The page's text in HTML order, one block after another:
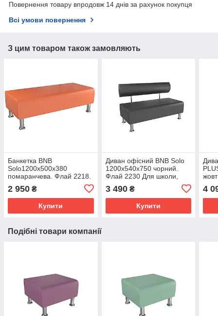
Повернення товару впродовж 14 днів за рахунок покупця
Всі умови повернення
З цим товаром також замовляють
Банкетка BNB
Solo1200x500x380
помаранчева. Флай 2218.
лікарні, адміністратора,
очікування
2 950 ₴
Купити
Диван офісний BNB Solo
1200x540x750 чорний.
Флай 2230 Для школи,
приймальні
3 490₴
Купити
4
Подібні товари компанії